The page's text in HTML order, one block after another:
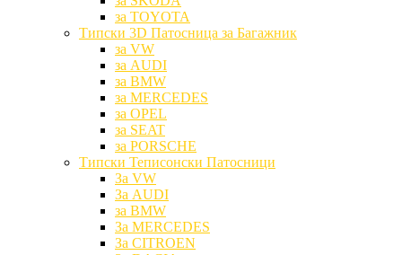
за TOYOTA
Типски 3D Патосница за Багажник
за VW
за AUDI
за BMW
за MERCEDES
за OPEL
за SEAT
за PORSCHE
Типски Теписонски Патосници
За VW
За AUDI
за BMW
За MERCEDES
За CITROEN